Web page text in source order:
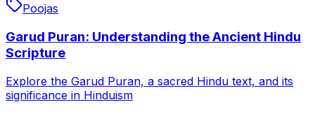
Poojas
Garud Puran: Understanding the Ancient Hindu
Scripture
Explore the Garud Puran, a sacred Hindu text, and its
significance in Hinduism